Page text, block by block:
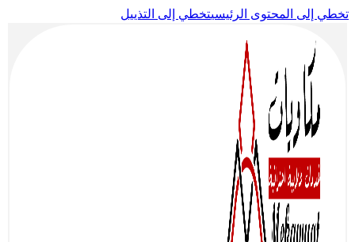
تخطي إلى المحتوى الرئيسيتخطي إلى التذييل